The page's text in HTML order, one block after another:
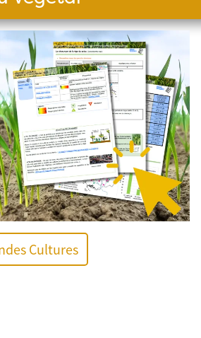
Cultures